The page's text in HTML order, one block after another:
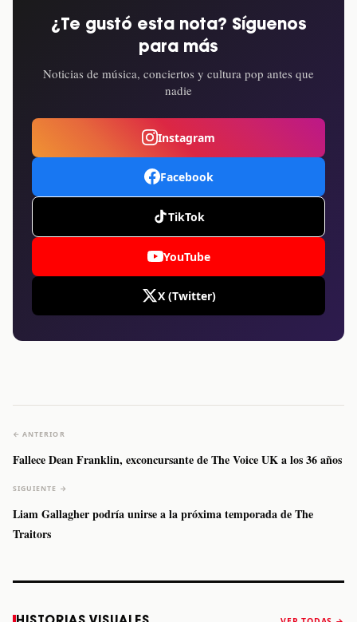
¿Te gustó esta nota? Síguenos
para más
Noticias de música, conciertos y cultura pop antes que
nadie
Instagram
Facebook
TikTok
YouTube
X (Twitter)
← ANTERIOR
Fallece Dean Franklin, exconcursante de The Voice UK a los 36 años
SIGUIENTE →
Liam Gallagher podría unirse a la próxima temporada de The
Traitors
Caifanes regresa
Fallece Felipe